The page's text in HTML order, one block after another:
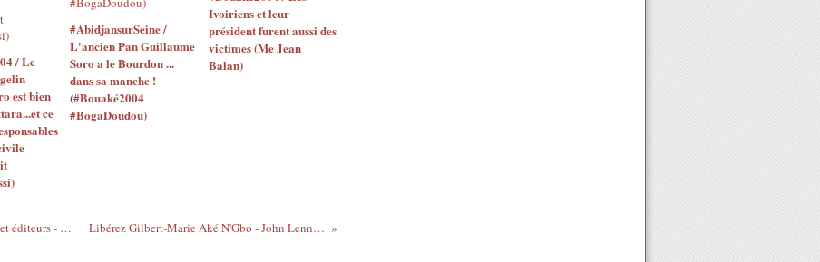
/ Le
est bien
ce
#AbidjansurSeine /
L'ancien Pan Guillaume
Soro a le Bourdon ...
dans sa manche !
(#Bouaké2004
#BogaDoudou)
Ivoiriens et leur
président furent aussi des
victimes (Me Jean
Balan)
Staff, exposants, créateurs, mannequins et éditeurs - Dynafrica - Paris Libérez Gilbert-Marie Aké N'Gbo - John Lennon - 8/7/2012